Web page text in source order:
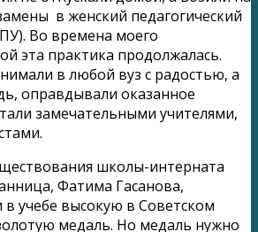
в женский педагогический
Во времена моего
эта практика продолжалась.
в любой вуз с радостью, а
оправдывали оказанное
замечательными учителями,
школы-интерната
Фатима Гасанова,
в учебе высокую в Советском
медаль. Но медаль нужно